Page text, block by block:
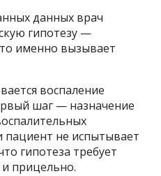
данных врач
гипотезу —
именно вызывает
воспаление
шаг — назначение
пациент не испытывает
гипотеза требует
прицельно.